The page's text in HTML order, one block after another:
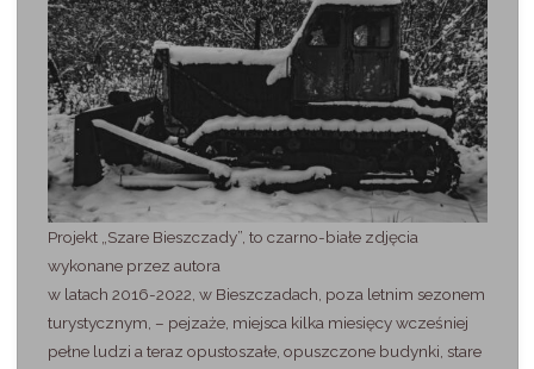
Projekt „Szare Bieszczady”, to czarno-białe zdjęcia
wykonane przez autora
w latach 2016-2022, w Bieszczadach, poza letnim sezonem
turystycznym, – pejzaże, miejsca kilka miesięcy wcześniej
pełne ludzi a teraz opustoszałe, opuszczone budynki, stare